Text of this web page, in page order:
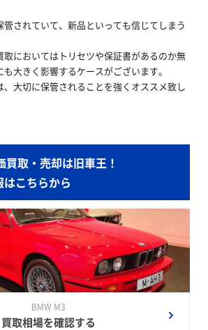
されていて、新品といっても信じてしまう
取においてはトリセツや保証書があるのか無
大きく影響するケースがございます。
大切に保管されることを強くオススメ致し
取・売却は旧車王！
こちらから
BMW M3
買取相場を確認する